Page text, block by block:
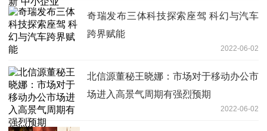
奇瑞发布三体科技探索座驾 科幻与汽车
跨界赋能
2022-06-02
北信源董秘王晓娜：市场对于移动办公市
场进入高景气周期有强烈预期
2022-06-02